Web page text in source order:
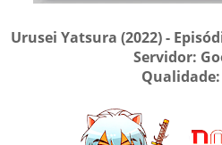
Urusei Yatsura (2022) -
Servidor:
Qualidade: